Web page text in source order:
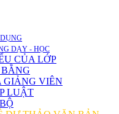
DẠY - HỌC
CỦA LỚP
GIẢNG VIÊN
LUẬT